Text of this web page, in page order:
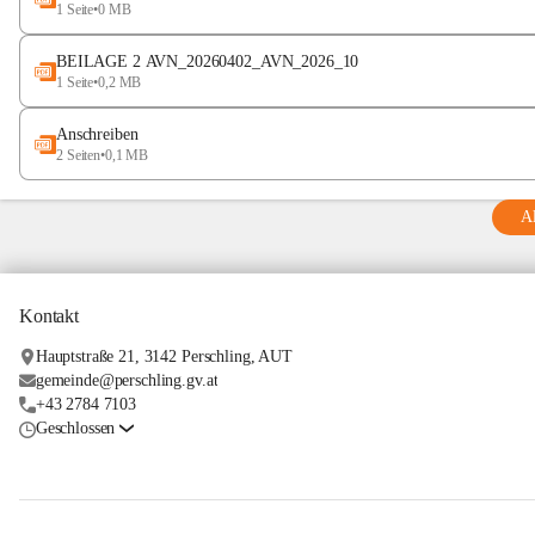
1 Seite•0 MB
BEILAGE 2 AVN_20260402_AVN_2026_10
1 Seite•0,2 MB
Anschreiben
2 Seiten•0,1 MB
Kontakt
Hauptstraße 21, 3142 Perschling, AUT
gemeinde@perschling.gv.at
+43 2784 7103
Geschlossen